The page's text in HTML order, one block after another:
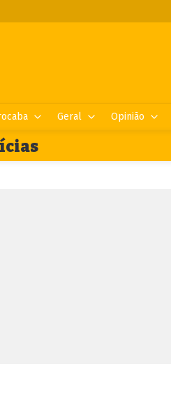
Geral Opinião